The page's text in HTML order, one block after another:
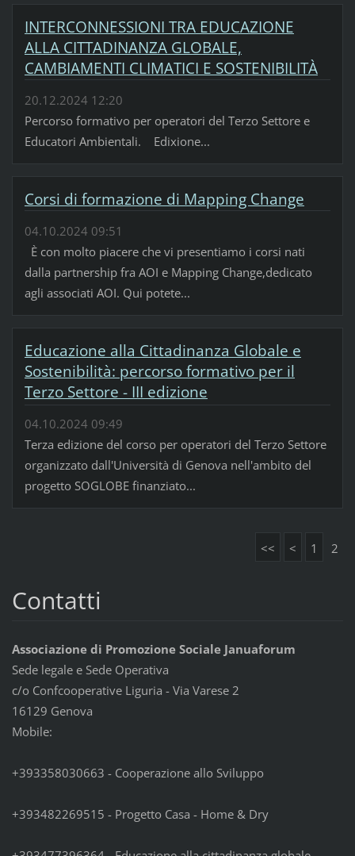
INTERCONNESSIONI TRA EDUCAZIONE
ALLA CITTADINANZA GLOBALE,
CAMBIAMENTI CLIMATICI E SOSTENIBILITÀ
20.12.2024 12:20
Percorso formativo per operatori del Terzo Settore e
Educatori Ambientali. Edixione...
Corsi di formazione di Mapping Change
04.10.2024 09:51
È con molto piacere che vi presentiamo i corsi nati
dalla partnership fra AOI e Mapping Change,dedicato
agli associati AOI. Qui potete...
Educazione alla Cittadinanza Globale e
Sostenibilità: percorso formativo per il
Terzo Settore - III edizione
04.10.2024 09:49
Terza edizione del corso per operatori del Terzo Settore
organizzato dall'Università di Genova nell'ambito del
progetto SOGLOBE finanziato...
<< < 1 2
Contatti
Associazione di Promozione Sociale Januaforum
Sede legale e Sede Operativa
c/o Confcooperative Liguria - Via Varese 2
16129 Genova
Mobile:
+393358030663 - Cooperazione allo Sviluppo
+393482269515 - Progetto Casa - Home & Dry